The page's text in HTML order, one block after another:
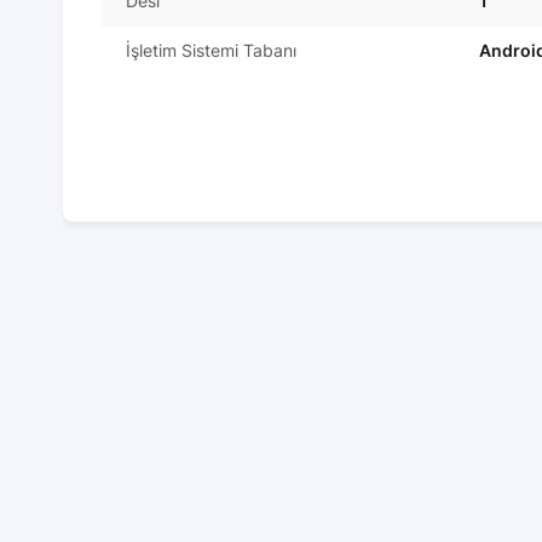
İşletim Sistemi Tabanı